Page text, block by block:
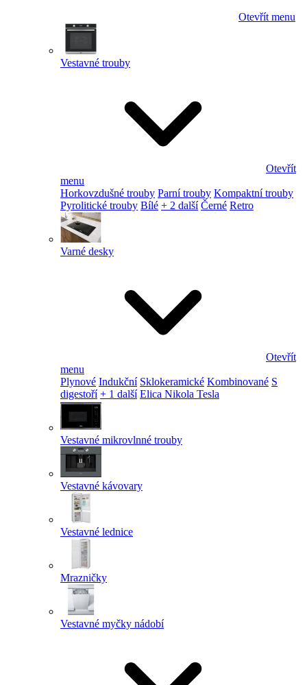
Otevřít menu
Vestavné trouby
Otevřít
menu
Horkovzdušné trouby Parní trouby Kompaktní trouby
Pyrolitické trouby Bílé + 2 další Černé Retro
Varné desky
Otevřít
menu
Plynové Indukční Sklokeramické Kombinované S
digestoří + 1 další Elica Nikola Tesla
Vestavné mikrovlnné trouby
Vestavné kávovary
Vestavné lednice
Mrazničky
Vestavné myčky nádobí